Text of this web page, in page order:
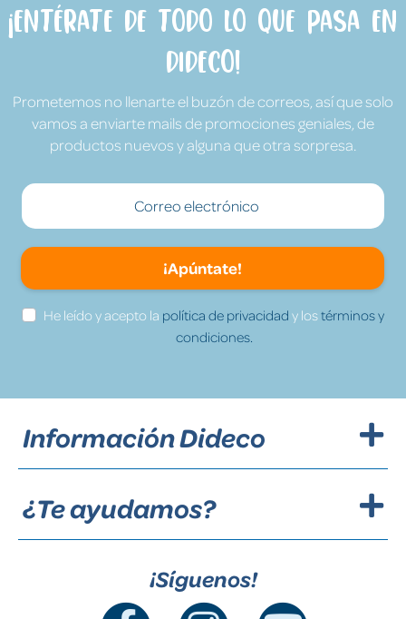
¡Entérate de todo lo que pasa en
Dideco!
Prometemos no llenarte el buzón de correos, así que solo
vamos a enviarte mails de promociones geniales, de
productos nuevos y alguna que otra sorpresa.
¡Apúntate!
He leído y acepto la política de privacidad y lostérminos y
condiciones.
Información Dideco
¿Te ayudamos?
¡Síguenos!